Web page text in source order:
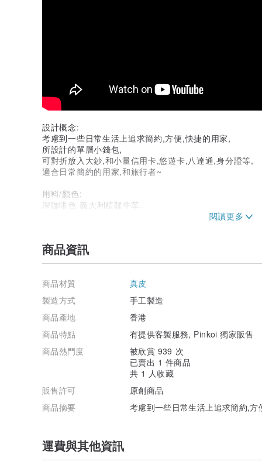
設計概念:
考慮到一些日常生活上追求簡約,方便,快捷的用家,
所設計的單層小錢包,
可對折放入大鈔,和小量信用卡,悠遊卡,八達通,身分證等,
適合日常簡約的用家,和旅行者~
用料/顏色:
深咖啡色 義大利植鞣牛革,
大鈔 (對折置入)
正面: 3卡位,
個人化訂製:
可刻英文名字,15字以內免費
詳情請聯絡設計師查詢~
1.由於商品均為手做,在付款後才開始製作，需等候 5~7
2.商品均為手工製作，但皮革細緻度,皮革顏色均有小許
3.皮革是天然蛋白質素材,保養只需注意濕度,過分乾燥,可
如天氣潮濕,易引起發霉,需注意防潮, 但日常使用既可避
香港,人手製作,手縫
商品資訊
商品材質
真皮
製造方式
手工製造
商品產地
香港
商品特點
有提供客製服務, Pinkoi 獨家販售
商品熱門度
被欣賞 939 次
已賣出 1 件商品
共 1 人收藏
販售許可
原創商品
商品摘要
考慮到一些日常生活上追求簡約,
運費與其他資訊